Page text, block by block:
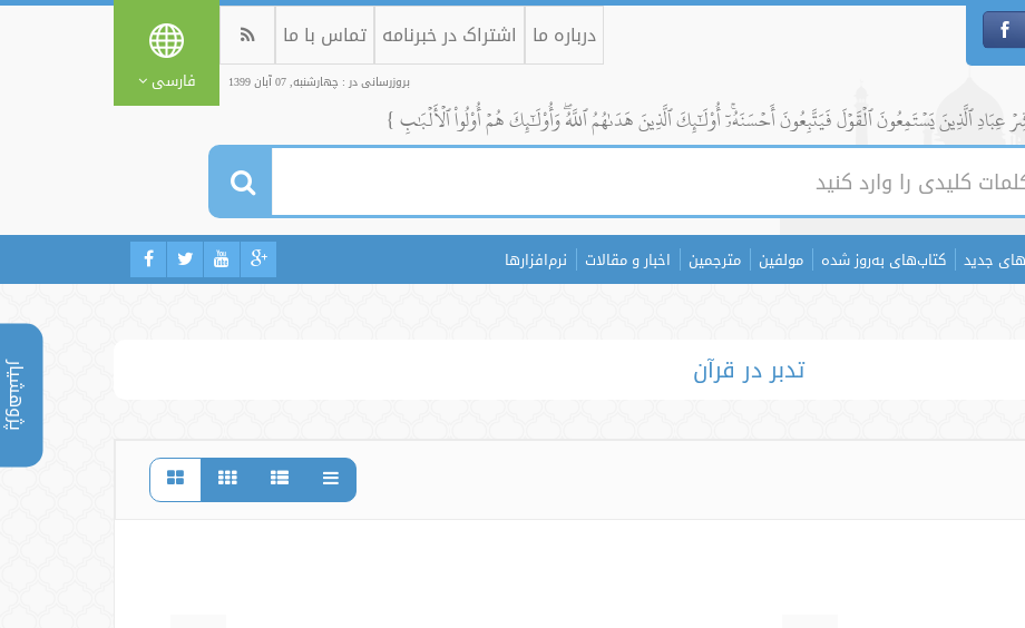
پژوهشیار
درباره ما اشتراک در خبرنامه تماس با ما
بروزرسانی در : چهارشنبه, 07 آبان 1399 فارسی
عِبَادِ ٱلَّذِينَ يَسۡتَمِعُونَ ٱلۡقَوۡلَ فَيَتَّبِعُونَ أَحۡسَنَهُۥٓۚ أُوْلَٰٓئِكَ ٱلَّذِينَ هَدَىٰهُمُ ٱللَّهُۖ وَأُوْلَٰٓئِكَ هُمۡ أُوْلُواْ ٱلۡأَلۡبَٰبِ }
جدید کتاب‌های به‌روز شده مولفین مترجمین اخبار و مقالات نرم‌افزارها
تدبر در قرآن